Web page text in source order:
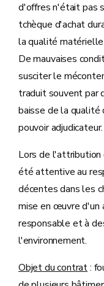
d'offres n'était pas
tchèque d'achat
la qualité
De mauvaises
susciter le
traduit souvent par
baisse de la qualité
pouvoir adjudicateur.
Lors de l'attribution
été attentive au
décentes dans les
mise en œuvre d'un
responsable et à
l'environnement.
Objet du contrat: